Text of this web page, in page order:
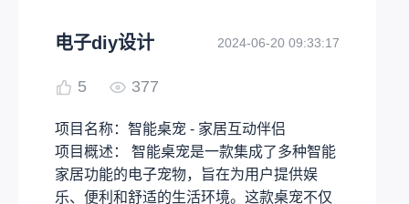
电子diy设计 2024-06-20 09:33:17
5 377
项目名称：智能桌宠 - 家居互动伴侣
项目概述： 智能桌宠是一款集成了多种智能
家居功能的电子宠物，旨在为用户提供娱
乐、便利和舒适的生活环境。这款桌宠不仅